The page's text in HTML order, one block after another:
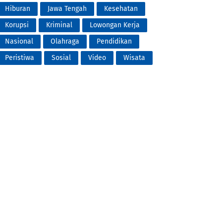
Hiburan
Jawa Tengah
Kesehatan
Korupsi
Kriminal
Lowongan Kerja
Nasional
Olahraga
Pendidikan
Peristiwa
Sosial Video Wisata